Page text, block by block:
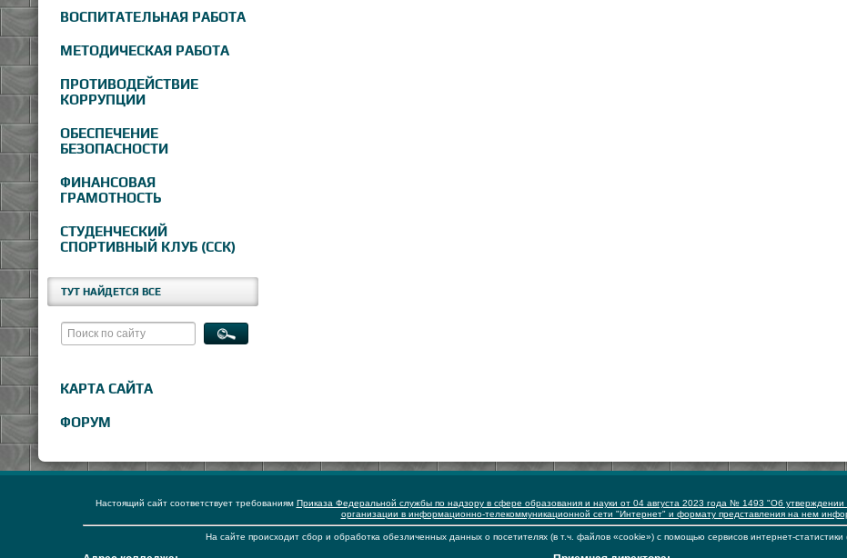
ВОСПИТАТЕЛЬНАЯ РАБОТА
МЕТОДИЧЕСКАЯ РАБОТА
ПРОТИВОДЕЙСТВИЕ
КОРРУПЦИИ
ОБЕСПЕЧЕНИЕ
БЕЗОПАСНОСТИ
ФИНАНСОВАЯ
ГРАМОТНОСТЬ
СТУДЕНЧЕСКИЙ
СПОРТИВНЫЙ КЛУБ (ССК)
ТУТ НАЙДЕТСЯ ВСЕ
КАРТА САЙТА
ФОРУМ
Настоящий сайт соответствует требованиям Приказа Федеральной службы по надзору в сфере образования и науки от 04 августа 2023 года № 1493 "Об утверждении
организации в информационно-телекоммуникационной сети "Интернет" и формату представления на нем
На сайте происходит сбор и обработка обезличенных данных о посетителях (в т.ч. файлов «cookie») с помощью сервисов интернет-